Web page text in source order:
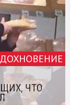
ЧТО